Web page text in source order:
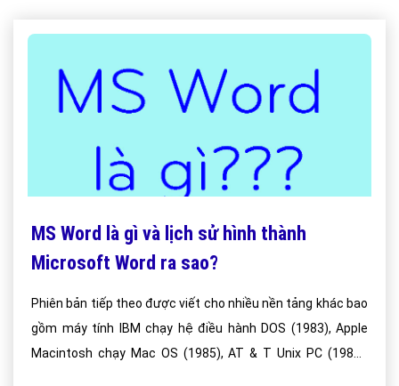
MS Word là gì và lịch sử hình thành
Microsoft Word ra sao?
Phiên bản tiếp theo được viết cho nhiều nền tảng khác bao
gồm máy tính IBM chạy hệ điều hành DOS (1983), Apple
Macintosh chạy Mac OS (1985), AT & T Unix PC (1985),